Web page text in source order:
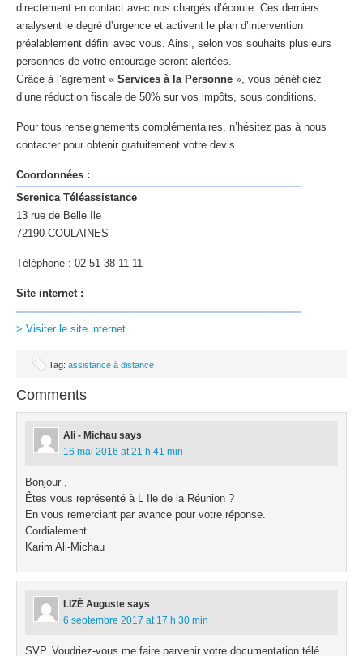
directement en contact avec nos chargés d’écoute. Ces derniers
analysent le degré d’urgence et activent le plan d’intervention
préalablement défini avec vous. Ainsi, selon vos souhaits plusieurs
personnes de votre entourage seront alertées.
Grâce à l’agrément « Services à la Personne », vous bénéficiez
d’une réduction fiscale de 50% sur vos impôts, sous conditions.
Pour tous renseignements complémentaires, n’hésitez pas à nous
contacter pour obtenir gratuitement votre devis.
Coordonnées :
Serenica Téléassistance
13 rue de Belle Ile
72190 COULAINES
Téléphone : 02 51 38 11 11
Site internet :
> Visiter le site internet
Tag: assistance à distance
Comments
Ali - Michau says
16 mai 2016 at 21 h 41 min
Bonjour ,
Êtes vous représenté à L Ile de la Réunion ?
En vous remerciant par avance pour votre réponse.
Cordialement
Karim Ali-Michau
LIZÉ Auguste says
6 septembre 2017 at 17 h 30 min
SVP. Voudriez-vous me faire parvenir votre documentation télé